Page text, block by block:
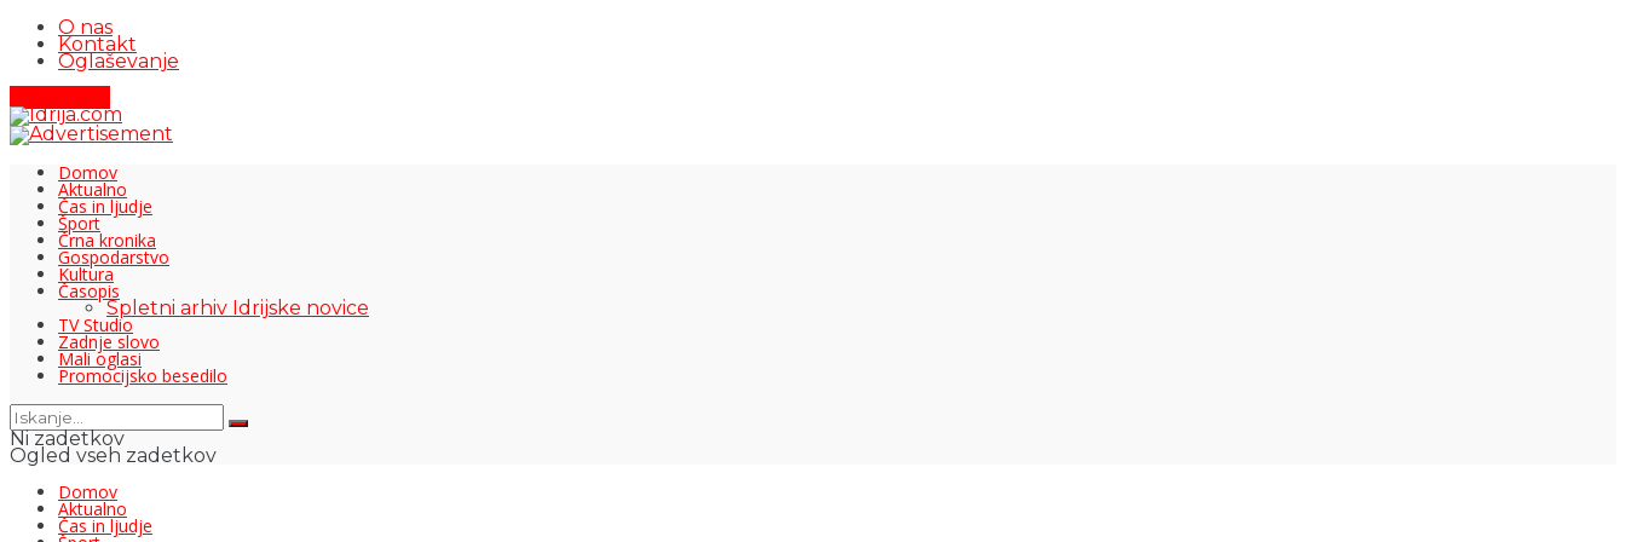
O nas
Kontakt
Oglaševanje
Domov
Aktualno
Čas in ljudje
Šport
Črna kronika
Gospodarstvo
Kultura
Časopis
Spletni arhiv Idrijske novice
TV Studio
Zadnje slovo
Mali oglasi
Promocijsko besedilo
Ni zadetkov
Ogled vseh zadetkov
Domov
Aktualno
Čas in ljudje